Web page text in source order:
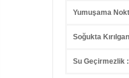
Yumuşama
Soğukta
Su Geçirmezlik :